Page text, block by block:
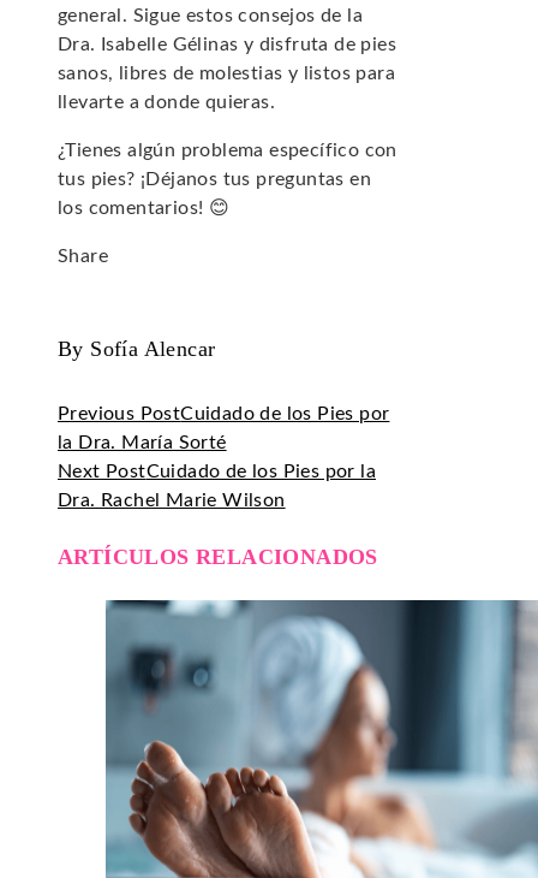
general. Sigue estos consejos de la
Dra. Isabelle Gélinas y disfruta de pies
sanos, libres de molestias y listos para
llevarte a donde quieras.
¿Tienes algún problema específico con
tus pies? ¡Déjanos tus preguntas en
los comentarios! 😊
Share
By Sofía Alencar
Previous PostCuidado de los Pies por
la Dra. María Sorté
Next PostCuidado de los Pies por la
Dra. Rachel Marie Wilson
ARTÍCULOS RELACIONADOS